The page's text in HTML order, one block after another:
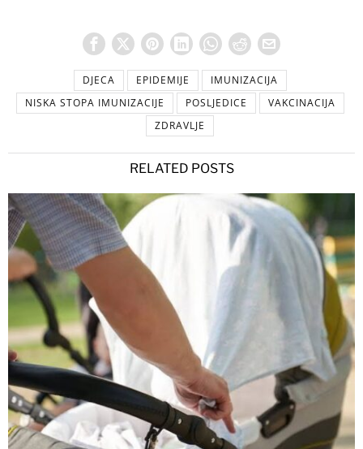
DJECA EPIDEMIJE
IMUNIZACIJA
NISKA STOPA IMUNIZACIJE
POSLJEDICE
VAKCINACIJA
ZDRAVLJE
RELATED POSTS